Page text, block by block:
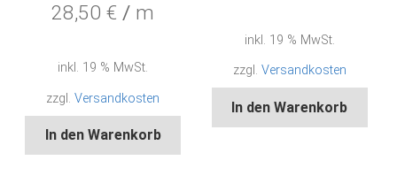
28,50€ / m
inkl. 19 % MwSt.
zzgl.Versandkosten
In den Warenkorb
inkl. 19 % MwSt.
zzgl. Versandkosten
In den Warenkorb